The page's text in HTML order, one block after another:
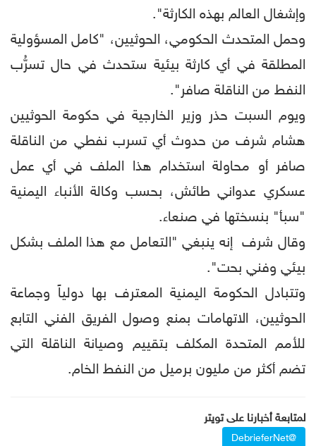
وإشغال العالم بهذه الكارثة".
وحمل المتحدث الحكومي، الحوثيين، "كامل المسؤولية
المطلقة في أي كارثة بيئية ستحدث في حال تسرُّب
النفط من الناقلة صافر".
ويوم السبت حذر وزير الخارجية في حكومة الحوثيين
هشام شرف من حدوث أي تسرب نفطي من الناقلة
صافر أو محاولة استخدام هذا الملف في أي عمل
عسكري عدواني طائش، بحسب وكالة الأنباء اليمنية
"سبأ" بنسختها في صنعاء.
وقال شرف إنه ينبغي "التعامل مع هذا الملف بشكل
بيئي وفني بحت".
وتتبادل الحكومة اليمنية المعترف بها دولياً وجماعة
الحوثيين، الاتهامات بمنع وصول الفريق الفني التابع
للأمم المتحدة المكلف بتقييم وصيانة الناقلة التي
تضم أكثر من مليون برميل من النفط الخام.
لمتابعة أخبارنا على تويتر
@DebrieferNet